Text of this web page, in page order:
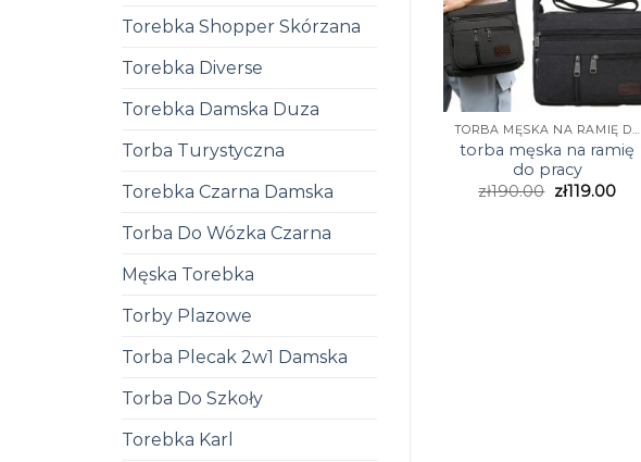
Torebka Shopper Skórzana
Torebka Diverse
Torebka Damska Duza
Torba Turystyczna
Torebka Czarna Damska
Torba Do Wózka Czarna
Męska Torebka
Torby Plazowe
Torba Plecak 2w1 Damska
Torba Do Szkoły
Torebka Karl
TORBA MĘSKA NA RAMIĘ DO PRACY
torba męska na ramię
do pracy
zł190.00 zł119.00